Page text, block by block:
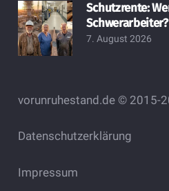
Schutzrente:
Schwerarbeiter?
7. August 2026
vorunruhestand.de © 2015-
Datenschutzerklärung
Impressum